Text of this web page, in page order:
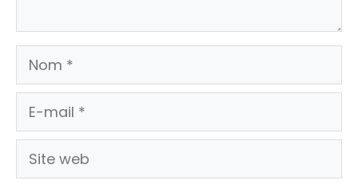
Nom
E-
mail
Site
web